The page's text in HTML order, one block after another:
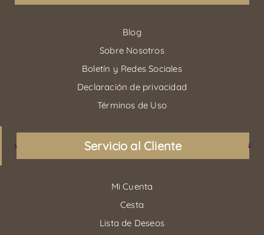
Blog
Sobre Nosotros
Boletín y Redes Sociales
Declaración de privacidad
Términos de Uso
Servicio al Cliente
Mi Cuenta
Cesta
Lista de Deseos